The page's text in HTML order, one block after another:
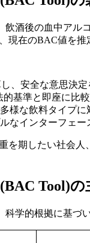
飲酒後の血中ア
現在のBAC値を推
、安全な意思決定
的基準と即座に比
様な飲料タイプに
なインターフェー
を期したい社会
Tool)の
科学的根拠に基